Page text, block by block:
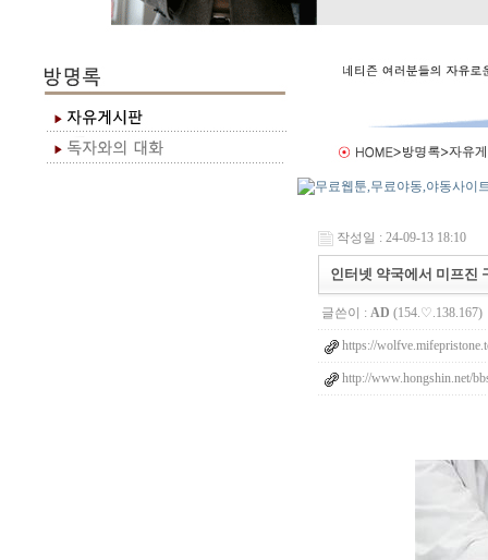
작성일 : 24-09-13 18:10
인터넷 약국에서 미프진
글쓴이 : AD (154.♡.138.167)
https://
http://www.hongshin.net/